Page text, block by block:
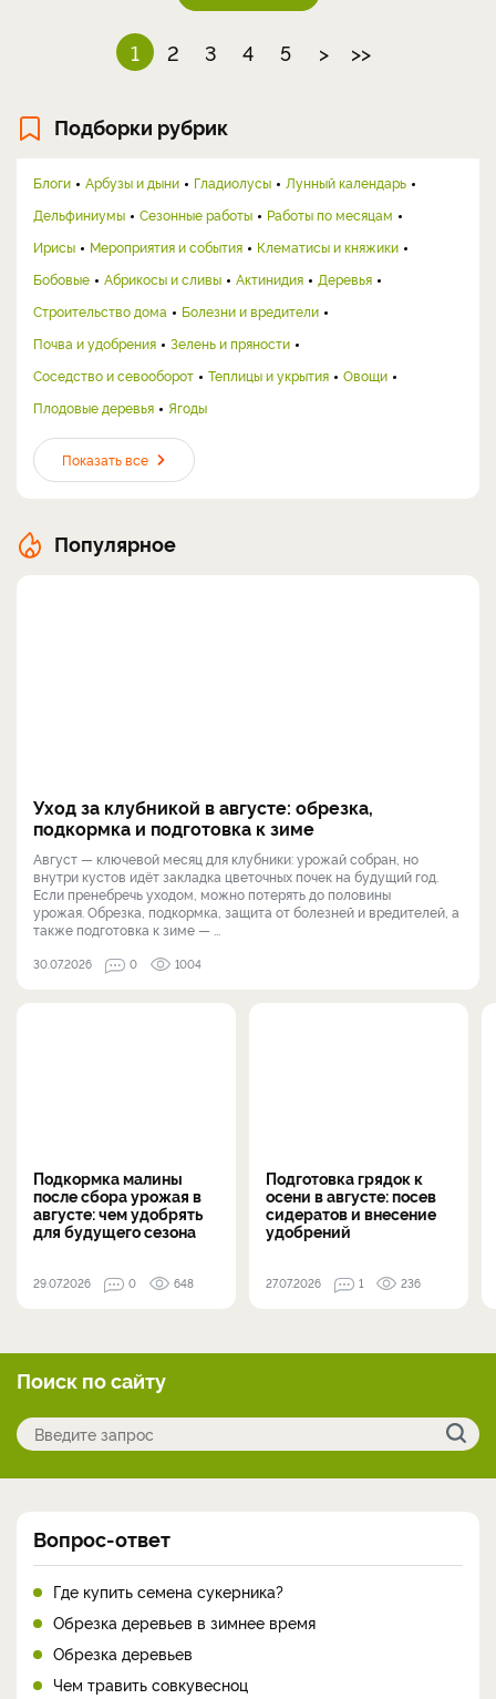
1 2 3 4 5 > >>
Подборки рубрик
Блоги Арбузы и дыни Гладиолусы
Лунный календарь
Дельфиниумы
Сезонные работы
Работы по месяцам
Ирисы
Мероприятия и события
Клематисы и княжики
Бобовые
Абрикосы и сливы Актинидия
Деревья
Строительство дома
Болезни и вредители
Почва и удобрения
Зелень и пряности
Соседство и севооборот
Теплицы и укрытия
Овощи
Плодовые деревья
Ягоды
Показать все
Популярное
Уход за клубникой в августе: обрезка,
подкормка и подготовка к зиме
Август — ключевой месяц для клубники: урожай собран, но
внутри кустов идёт закладка цветочных почек на будущий год.
Если пренебречь уходом, можно потерять до половины
урожая. Обрезка, подкормка, защита от болезней и вредителей, а
также подготовка к зиме — ...
30.07.2026 0 1004
Подкормка малины
после сбора урожая в
августе: чем удобрять
для будущего сезона
29.07.2026 0 648
Подготовка грядок к
осени в августе: посев
сидератов и внесение
удобрений
27.07.2026 1 236
Поиск по сайту
Вопрос-ответ
Где купить семена сукерника?
Обрезка деревьев в зимнее время
Обрезка деревьев
Чем травить совкувесноц